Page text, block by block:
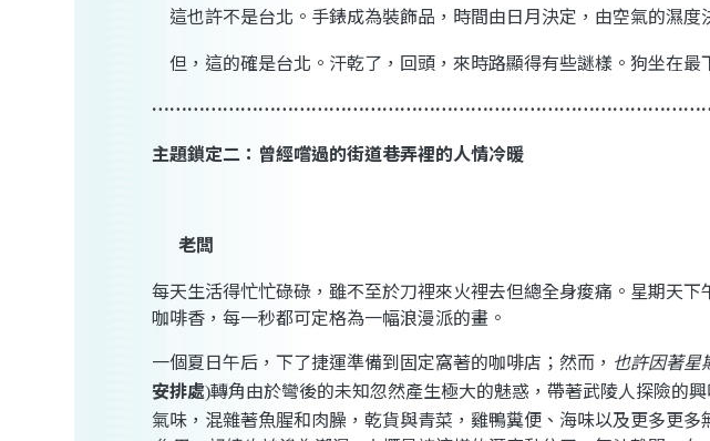
這也許不是台北。 手錶成為裝飾品，時間由日月決定，由空氣的濕度
但，這的確是台北 。汗乾了，回頭，來時路顯得有些謎樣。狗坐在
主題鎖定二：曾經嚐過的街道巷弄裡的人情冷暖
老闆
每天生活得忙忙碌碌，雖不至於刀裡來火裡去但總全身痠痛。星期天
咖啡香，每一秒都可定格為一幅浪漫派的畫。
一個夏日午后，下了捷運準備到固定窩著的咖啡店；然而， 也許因著星
安排處)轉角由於彎後的未知忽然產生極大的魅惑，帶著武陵人探險的興
氣味，混雜著魚腥和肉臊，乾貨與青菜，雞鴨糞便、海味以及更多更